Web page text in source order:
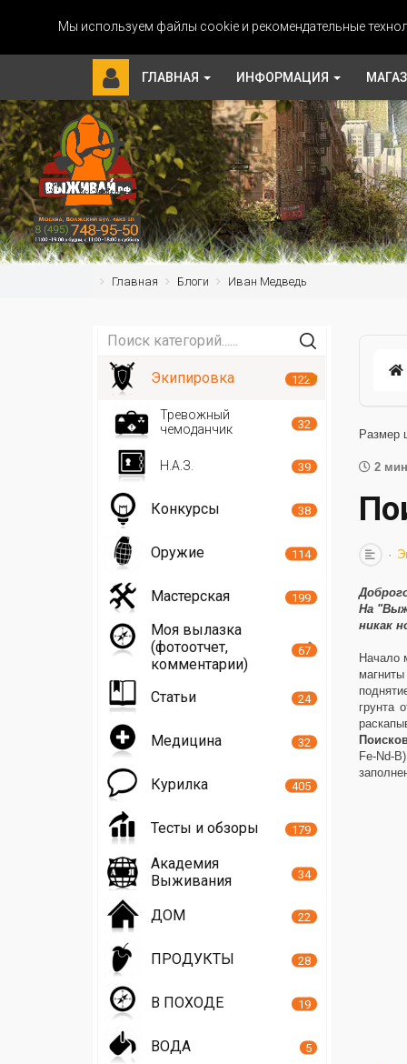
Мы используем файлы cookie и рекомендательные
ГЛАВНАЯ ИНФОРМАЦИЯ
Главная Блоги Иван Медведь
Размер
2
На
никак
Начало
грунта
Fe-Nd-
Экипировка 122
Тревожный
чемоданчик
32
Н.А.З. 39
Конкурсы 38
Оружие 114
Мастерская 199
Моя вылазка
(фотоотчет,
комментарии)
67
Статьи 24
Медицина 32
Курилка 405
Тесты и обзоры 179
Академия
Выживания
34
ДОМ 22
ПРОДУКТЫ 28
В ПОХОДЕ 19
ВОДА 5